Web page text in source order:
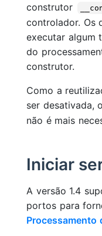
construtor
controlador. Os
executar algum
do
construtor.
Como a
ser desativada,
não é mais
Iniciar
A versão 1.4
portos para
Processamento